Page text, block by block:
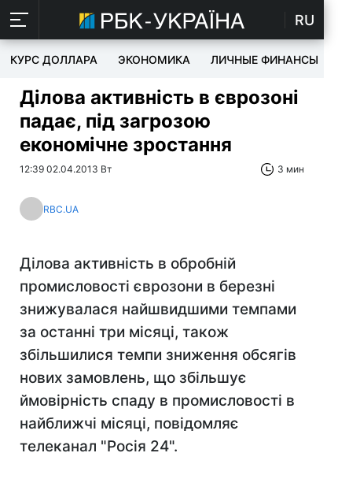
RU
КУРС ДОЛЛАРА ЭКОНОМИКА ЛИЧНЫЕ ФИНАНСЫ
Ділова активність в єврозоні
падає, під загрозою
економічне зростання
12:39 02.04.2013 Вт 3 мин
RBC.UA
Ділова активність в обробній
промисловості єврозони в березні
знижувалася найшвидшими темпами
за останні три місяці, також
збільшилися темпи зниження обсягів
нових замовлень, що збільшує
ймовірність спаду в промисловості в
найближчі місяці, повідомляє
телеканал "Росія 24".